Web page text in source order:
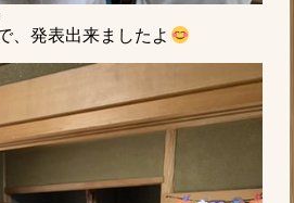
、発表出来ましたよ